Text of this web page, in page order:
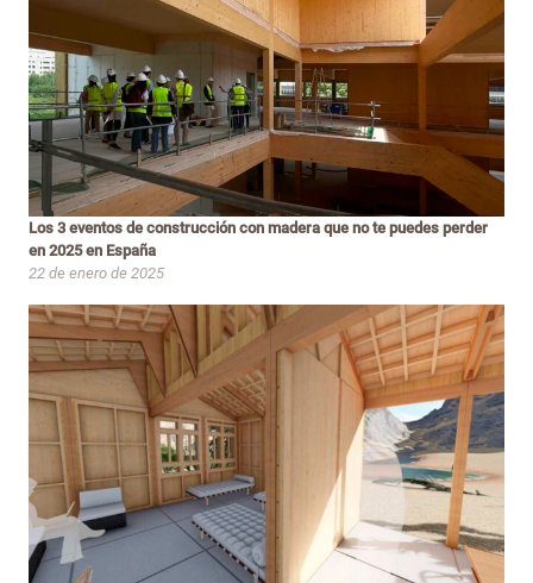
Los 3 eventos de construcción con madera que no te puedes perder
en 2025 en España
22 de enero de 2025